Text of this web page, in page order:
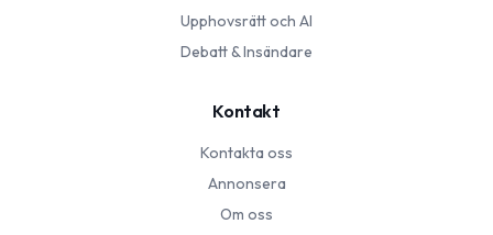
Upphovsrätt och AI
Debatt & Insändare
Kontakt
Kontakta oss
Annonsera
Om oss